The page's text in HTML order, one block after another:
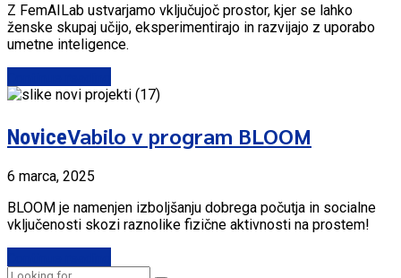
Z FemAILab ustvarjamo vključujoč prostor, kjer se lahko
ženske skupaj učijo, eksperimentirajo in razvijajo z uporabo
umetne inteligence.
NoviceVabilo v program BLOOM
6 marca, 2025
BLOOM je namenjen izboljšanju dobrega počutja in socialne
vključenosti skozi raznolike fizične aktivnosti na prostem!